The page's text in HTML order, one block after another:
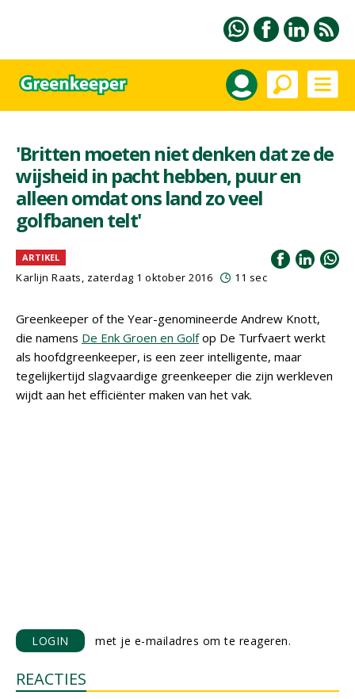
'Britten moeten niet denken dat ze de
wijsheid in pacht hebben, puur en
alleen omdat ons land zo veel
golfbanen telt'
ARTIKEL
Karlijn Raats, zaterdag 1 oktober 2016 11 sec
Greenkeeper of the Year-genomineerde Andrew Knott,
die namens De Enk Groen en Golfop De Turfvaert werkt
als hoofdgreenkeeper, is een zeer intelligente, maar
tegelijkertijd slagvaardige greenkeeper die zijn werkleven
wijdt aan het efficiënter maken van het vak.
LOGIN met je e-mailadres om te reageren.
REACTIES